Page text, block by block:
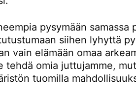
pysymään samassa
siihen lyhyttä
vain elämään omaa
tehdä omia juttujamme,
tuomilla